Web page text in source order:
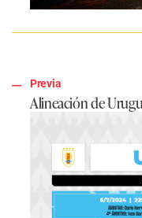
Previa
Alineación de